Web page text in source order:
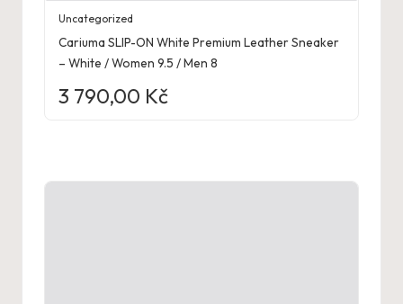
Uncategorized
Cariuma SLIP-ON White Premium Leather Sneaker
– White / Women 9.5 / Men 8
3 790,00 Kč